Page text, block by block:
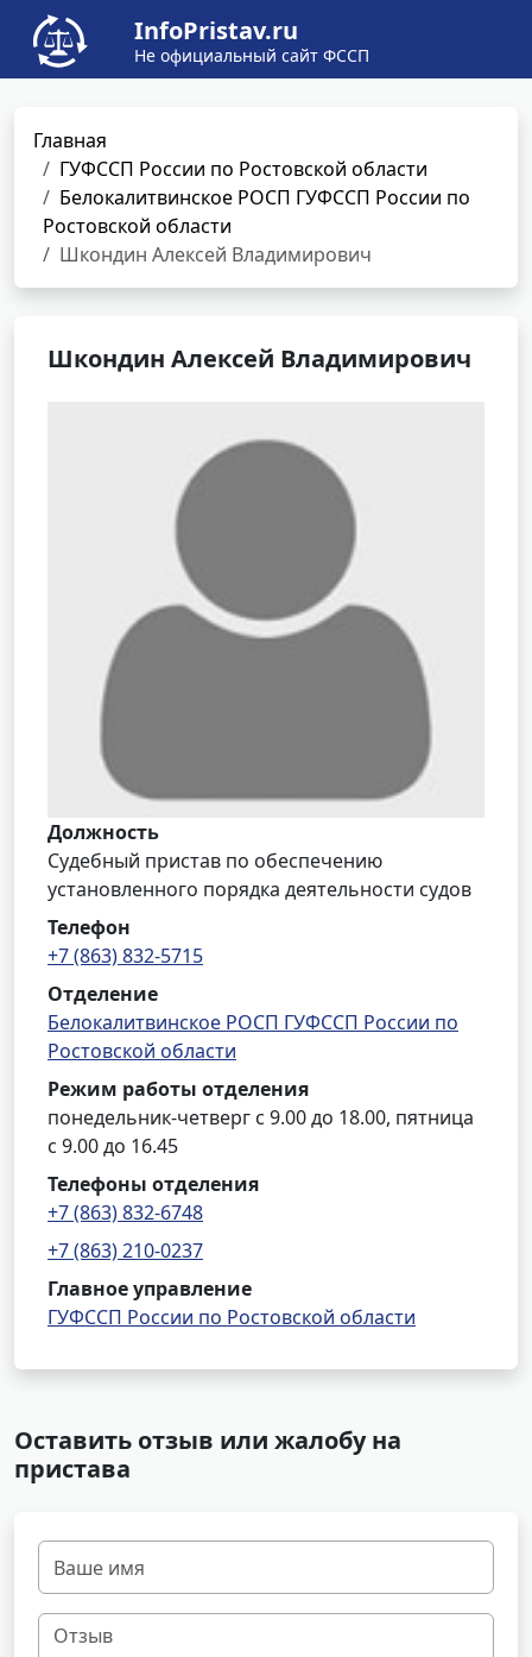
InfoPristav.ru
Не официальный сайт ФССП
Главная
ГУФССП России по Ростовской области
Белокалитвинское РОСП ГУФССП России по
Ростовской области
Шкондин Алексей Владимирович
Шкондин Алексей Владимирович
Должность
Судебный пристав по обеспечению
установленного порядка деятельности судов
Телефон
+7 (863) 832-5715
Отделение
Белокалитвинское РОСП ГУФССП России по
Ростовской области
Режим работы отделения
понедельник-четверг с 9.00 до 18.00, пятница
с 9.00 до 16.45
Телефоны отделения
+7 (863) 832-6748
+7 (863) 210-0237
Главное управление
ГУФССП России по Ростовской области
Оставить отзыв или жалобу на
пристава